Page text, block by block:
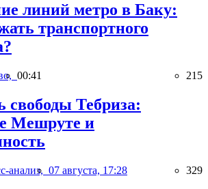
линий метро в Баку:
транспортного
00:41 215
свободы Тебриза:
Мешруте и
анализ, 07 августа, 17:28 329